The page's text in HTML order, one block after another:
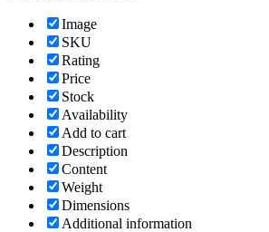
Image
SKU
Rating
Price
Stock
Availability
Add to cart
Description
Content
Weight
Dimensions
Additional information